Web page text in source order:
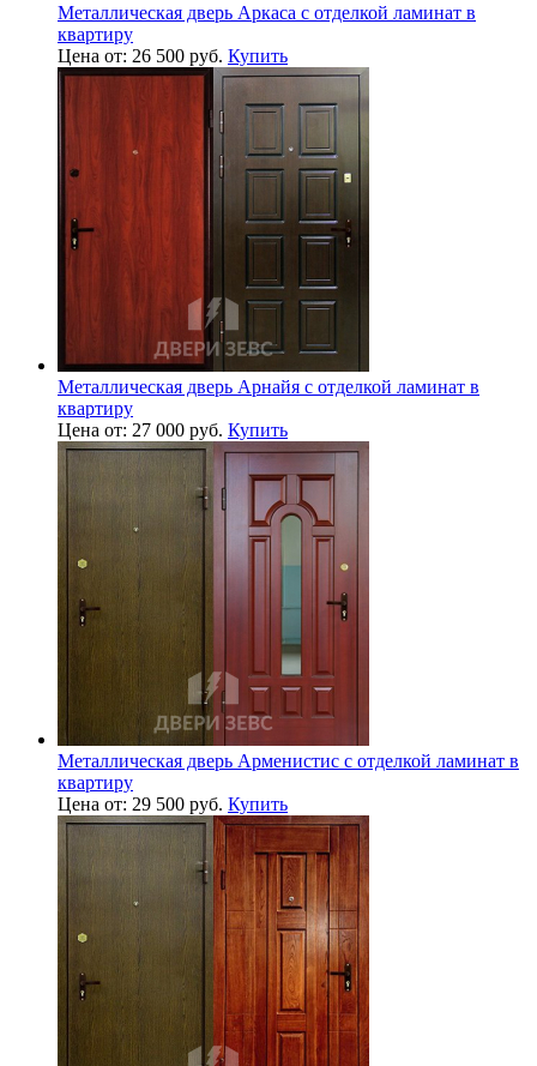
Металлическая дверь Аркаса с отделкой ламинат в
квартиру
Цена от: 26 500 руб. Купить
Металлическая дверь Арнайя с отделкой ламинат в
квартиру
Цена от: 27 000 руб. Купить
Металлическая дверь Арменистис с отделкой ламинат в
квартиру
Цена от: 29 500 руб. Купить